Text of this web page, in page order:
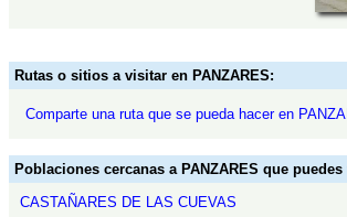
Rutas o sitios a visitar en PANZARES:
Comparte una ruta que se pueda hacer en
Poblaciones cercanas a PANZARES que
CASTAÑARES DE LAS CUEVAS